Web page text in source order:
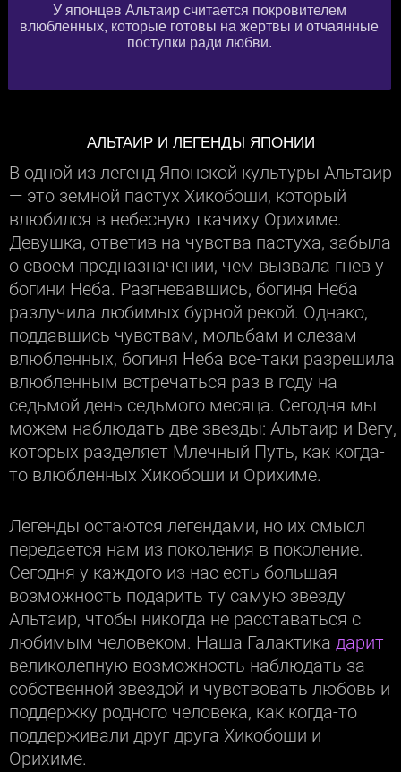
У японцев Альтаир считается покровителем
влюбленных, которые готовы на жертвы и отчаянные
поступки ради любви.
АЛЬТАИР И ЛЕГЕНДЫ ЯПОНИИ
В одной из легенд Японской культуры Альтаир
— это земной пастух Хикобоши, который
влюбился в небесную ткачиху Орихиме.
Девушка, ответив на чувства пастуха, забыла
о своем предназначении, чем вызвала гнев у
богини Неба. Разгневавшись, богиня Неба
разлучила любимых бурной рекой. Однако,
поддавшись чувствам, мольбам и слезам
влюбленных, богиня Неба все-таки разрешила
влюбленным встречаться раз в году на
седьмой день седьмого месяца. Сегодня мы
можем наблюдать две звезды: Альтаир и Вегу,
которых разделяет Млечный Путь, как когда-
то влюбленных Хикобоши и Орихиме.
Легенды остаются легендами, но их смысл
передается нам из поколения в поколение.
Сегодня у каждого из нас есть большая
возможность подарить ту самую звезду
Альтаир, чтобы никогда не расставаться с
любимым человеком. Наша Галактика дарит
великолепную возможность наблюдать за
собственной звездой и чувствовать любовь и
поддержку родного человека, как когда-то
поддерживали друг друга Хикобоши и
Орихиме.